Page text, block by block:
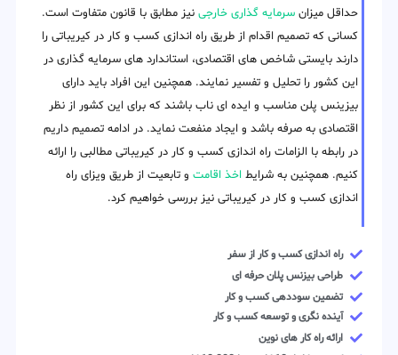
حداقل میزان سرمایه گذاری خارجی نیز مطابق با قانون متفاوت است.
کسانی که تصمیم اقدام از طریق راه اندازی کسب و کار در کیریباتی را
دارند بایستی شاخص های اقتصادی، استاندارد های سرمایه گذاری در
این کشور را تحلیل و تفسیر نمایند. همچنین این افراد باید دارای
بیزینس پلن مناسب و ایده ای ناب باشند که برای این کشور از نظر
اقتصادی به صرفه باشد و ایجاد منفعت نماید. در ادامه تصمیم داریم
در رابطه با الزامات راه اندازی کسب و کار در کیریباتی مطالبی را ارائه
کنیم. همچنین به شرایط اخذ اقامت و تابعیت از طریق ویزای راه
اندازی کسب و کار در کیریباتی نیز بررسی خواهیم کرد.
راه اندازی کسب و کار از سفر
طراحی بیزنس پلان حرفه ای
تضمین سوددهی کسب و کار
آینده نگری و توسعه کسب و کار
ارائه راه کار های نوین